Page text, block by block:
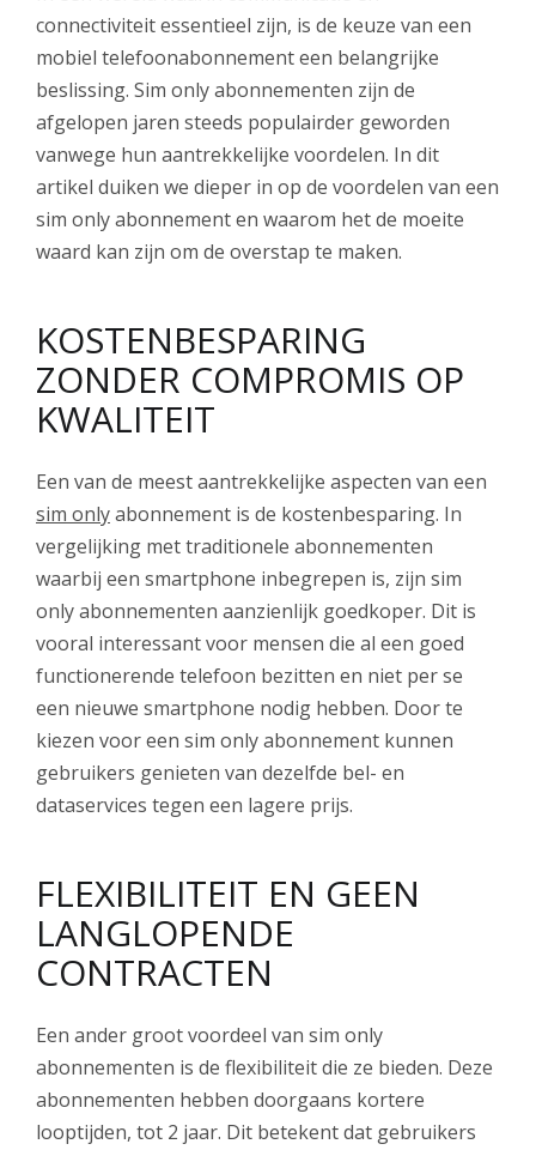
connectiviteit essentieel zijn, is de keuze van een
mobiel telefoonabonnement een belangrijke
beslissing. Sim only abonnementen zijn de
afgelopen jaren steeds populairder geworden
vanwege hun aantrekkelijke voordelen. In dit
artikel duiken we dieper in op de voordelen van een
sim only abonnement en waarom het de moeite
waard kan zijn om de overstap te maken.
KOSTENBESPARING
ZONDER COMPROMIS OP
KWALITEIT
Een van de meest aantrekkelijke aspecten van een
sim onlyabonnement is de kostenbesparing. In
vergelijking met traditionele abonnementen
waarbij een smartphone inbegrepen is, zijn sim
only abonnementen aanzienlijk goedkoper. Dit is
vooral interessant voor mensen die al een goed
functionerende telefoon bezitten en niet per se
een nieuwe smartphone nodig hebben. Door te
kiezen voor een sim only abonnement kunnen
gebruikers genieten van dezelfde bel- en
dataservices tegen een lagere prijs.
FLEXIBILITEIT EN GEEN
LANGLOPENDE
CONTRACTEN
Een ander groot voordeel van sim only
abonnementen is de flexibiliteit die ze bieden. Deze
abonnementen hebben doorgaans kortere
looptijden, tot 2 jaar. Dit betekent dat gebruikers